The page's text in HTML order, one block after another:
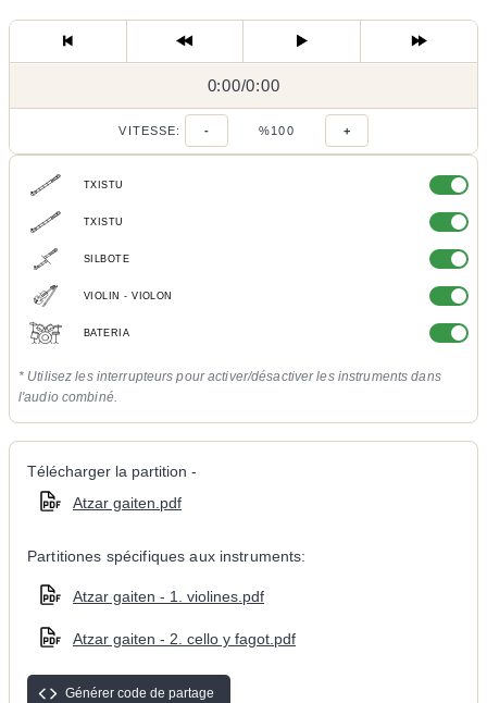
0:00/
0:00/0:00
VITESSE: - %100 +
TXISTU
TXISTU
SILBOTE
VIOLIN - VIOLON
BATERIA
* Utilisez les interrupteurs pour activer/désactiver les instruments dans
l'audio combiné.
Télécharger la partition -
Atzar gaiten.pdf
Partitiones spécifiques aux instruments:
Atzar gaiten - 1. violines.pdf
Atzar gaiten - 2. cello y fagot.pdf
Générer code de partage